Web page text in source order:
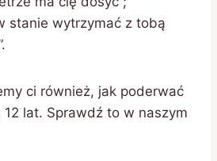
stanie wytrzymać z tobą
ci również, jak poderwać
12 lat. Sprawdź to w naszym